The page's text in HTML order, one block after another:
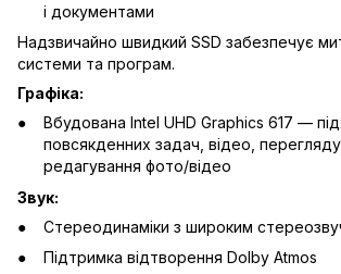
і документами
Надзвичайно швидкий SSD забезпечує
системи та програм.
Графіка:
Вбудована Intel UHD Graphics 617 —
повсякденних задач, відео,
редагування фото/відео
Звук:
Стереодинаміки з широким
Підтримка відтворення Dolby Atmos